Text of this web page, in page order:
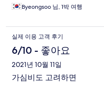
Byeongsoo 님, 1박 여행
실제 이용 고객 후기
6/10 - 좋아요
2021년 10월 11일
가심비도 고려하면